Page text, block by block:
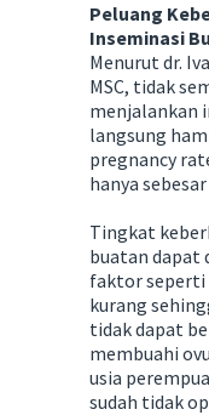
Peluang
Inseminasi
Menurut dr.
MSC, tidak
menjalankan
langsung
pregnancy
hanya
Tingkat
buatan dapat
faktor seperti
kurang
tidak dapat
membuahi
usia
sudah tidak